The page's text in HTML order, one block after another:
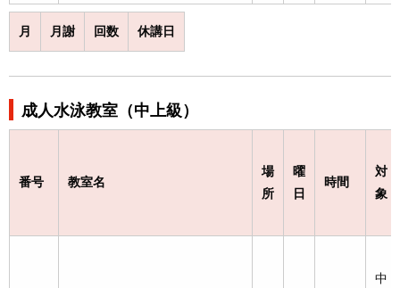
月 月謝 回数 休講日
成人水泳教室（中上級）
番号 教室名
場
所
曜
日
時間
対
象
中